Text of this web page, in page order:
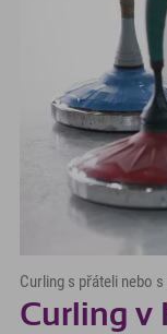
Curling s přáteli nebo
Curling v